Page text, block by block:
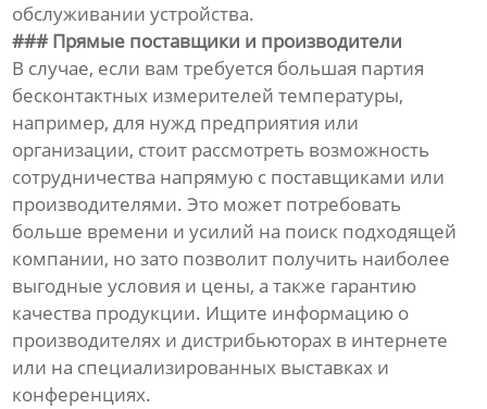
обслуживании устройства.
### Прямые поставщики и производители
В случае, если вам требуется большая партия
бесконтактных измерителей температуры,
например, для нужд предприятия или
организации, стоит рассмотреть возможность
сотрудничества напрямую с поставщиками или
производителями. Это может потребовать
больше времени и усилий на поиск подходящей
компании, но зато позволит получить наиболее
выгодные условия и цены, а также гарантию
качества продукции. Ищите информацию о
производителях и дистрибьюторах в интернете
или на специализированных выставках и
конференциях.